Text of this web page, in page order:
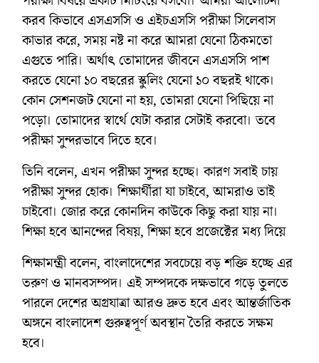
করব কিভাবে এসএসসি ও এইচএসসি পরীক্ষা সিলেবাস
কাভার করে, সময় নষ্ট না করে আমরা যেনো ঠিকমতো
এগুতে পারি। অর্থাৎ তোমাদের জীবনে এসএসসি পাশ
করতে যেনো ১০ বছরের স্কুলিং যেনো ১০ বছরই থাকে।
কোন সেশনজট যেনো না হয়, তোমরা যেনো পিছিয়ে না
পড়ো। তোমাদের স্বার্থে যেটা করার সেটাই করবো। তবে
পরীক্ষা সুন্দরভাবে দিতে হবে।
তিনি বলেন, এখন পরীক্ষা সুন্দর হচ্ছে। কারণ সবাই চায়
পরীক্ষা সুন্দর হোক। শিক্ষার্থীরা যা চাইবে, আমরাও তাই
চাইবো। জোর করে কোনদিন কাউকে কিছু করা যায় না।
শিক্ষা হবে আনন্দের বিষয়, শিক্ষা হবে প্রজেক্টের মধ্য দিয়ে
শিক্ষামন্ত্রী বলেন, বাংলাদেশের সবচেয়ে বড় শক্তি হচ্ছে এর
তরুণ ও মানবসম্পদ। এই সম্পদকে দক্ষভাবে গড়ে তুলতে
পারলে দেশের অগ্রযাত্রা আরও দ্রুত হবে এবং আন্তর্জাতিক
অঙ্গনে বাংলাদেশ গুরুত্বপূর্ণ অবস্থান তৈরি করতে সক্ষম
হবে।